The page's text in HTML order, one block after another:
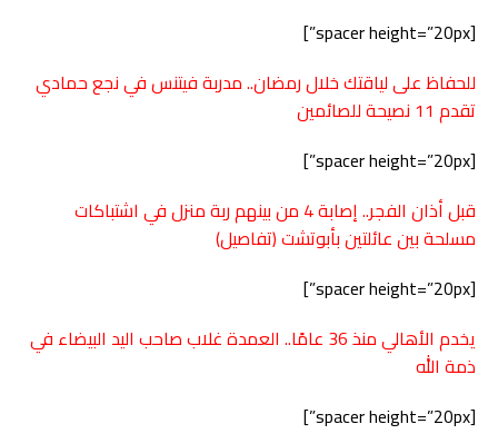
[spacer height=”20px”]
للحفاظ على لياقتك خلال رمضان.. مدربة فيتنس في نجع حمادي
تقدم 11 نصيحة للصائمين
[spacer height=”20px”]
قبل أذان الفجر.. إصابة 4 من بينهم ربة منزل في اشتباكات
مسلحة بين عائلتين بأبوتشت (تفاصيل)
[spacer height=”20px”]
يخدم الأهالي منذ 36 عامًا.. العمدة غلاب صاحب اليد البيضاء في
ذمة الله
[spacer height=”20px”]